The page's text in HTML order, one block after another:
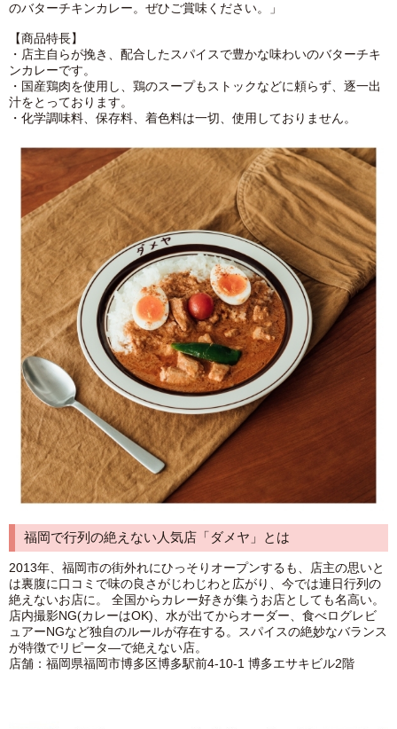
のバターチキンカレー。ぜひご賞味ください。」
【商品特長】
・店主自らが挽き、配合したスパイスで豊かな味わいのバターチキ
ンカレーです。
・国産鶏肉を使用し、鶏のスープもストックなどに頼らず、逐一出
汁をとっております。
・化学調味料、保存料、着色料は一切、使用しておりません。
福岡で行列の絶えない人気店「ダメヤ」とは
2013年、福岡市の街外れにひっそりオープンするも、店主の思いと
は裏腹に口コミで味の良さがじわじわと広がり、今では連日行列の
絶えないお店に。 全国からカレー好きが集うお店としても名高い。
店内撮影NG(カレーはOK)、水が出てからオーダー、食べログレビ
ュアーNGなど独自のルールが存在する。スパイスの絶妙なバランス
が特徴でリピータ―で絶えない店。
店舗：福岡県福岡市博多区博多駅前4-10-1 博多エサキビル2階